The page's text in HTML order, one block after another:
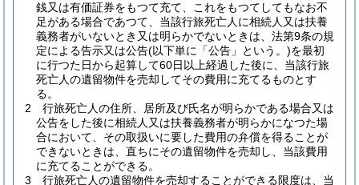
銭又は有価証券をもつて充て、これをもつてしてもなお不
足がある場合であつて、当該行旅死亡人に相続人又は扶養
義務者がいないとき又は明らかでないときは、法第9条の規
定による告示又は公告(以下単に「公告」という。)を最初
に行つた日から起算して60日以上経過した後に、当該行旅
死亡人の遺留物件を売却してその費用に充てるものとす
る。
2
行旅死亡人の住所、居所及び氏名が明らかである場合又は
公告をした後に相続人又は扶養義務者が明らかになつた場
合において、その取扱いに要した費用の弁償を得ることが
できないときは、直ちにその遺留物件を売却し、当該費用
に充てることができる。
3
行旅死亡人の遺留物件を売却することができる限度は、当